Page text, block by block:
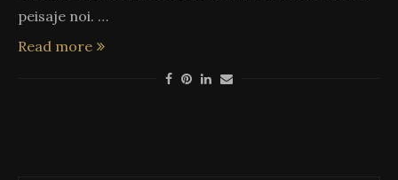
peisaje noi. …
Read more